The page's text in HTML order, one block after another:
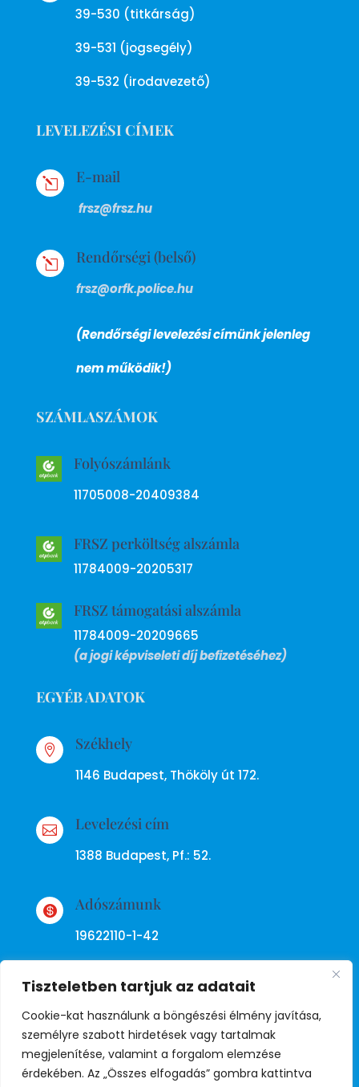
Tiszteletben tartjuk az adatait
Cookie-kat használunk a böngészési élmény javítása,
személyre szabott hirdetések vagy tartalmak
megjelenítése, valamint a forgalom elemzése
érdekében. Az „Összes elfogadás” gombra kattintva
39-530 (titkárság)
39-531 (jogsegély)
39-532 (irodavezető)
LEVELEZÉSI CÍMEK
l E-mail
frsz@frsz.hu
l Rendőrségi (belső)
frsz@orfk.police.hu
(Rendőrségi levelezési címünk jelenleg
nem működik!)
SZÁMLASZÁMOK
Folyószámlánk
11705008-20409384
FRSZ perköltség alszámla
11784009-20205317
FRSZ támogatási alszámla
11784009-20209665
(a jogi képviseleti díj befizetéséhez)
EGYÉB ADATOK
 Székhely
1146 Budapest, Thököly út 172.
 Levelezési cím
1388 Budapest, Pf.: 52.
 Adószámunk
19622110-1-42
Adatkezelési tájékoztató